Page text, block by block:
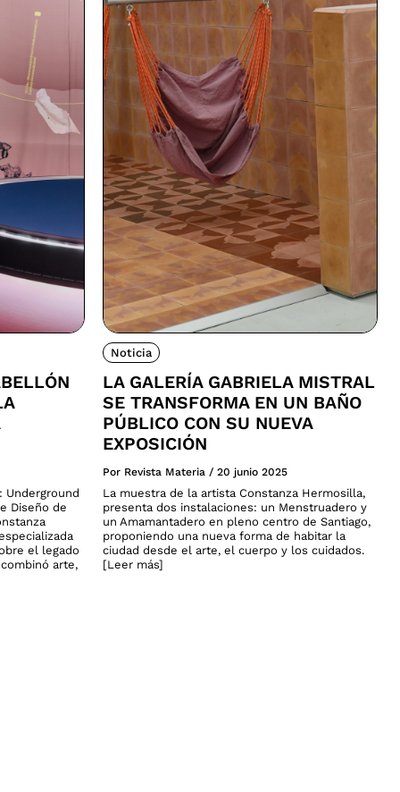
Underground
Diseño de
el legado
arte,
Noticia
LA GALERÍA GABRIELA MISTRAL
SE TRANSFORMA EN UN BAÑO
PÚBLICO CON SU NUEVA
EXPOSICIÓN
Por Revista Materia / 20 junio 2025
La muestra de la artista Constanza Hermosilla,
presenta dos instalaciones: un Menstruadero y
un Amamantadero en pleno centro de Santiago,
proponiendo una nueva forma de habitar la
ciudad desde el arte, el cuerpo y los cuidados.
[Leer más]